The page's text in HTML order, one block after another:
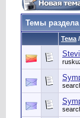
Темы раздела
Тема /